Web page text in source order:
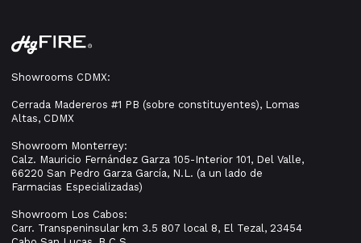
Showrooms CDMX:
Cerrada Madereros #1 PB (sobre constituyentes), Lomas
Altas, CDMX
Showroom Monterrey:
Calz. Mauricio Fernández Garza 105-Interior 101, Del Valle,
66220 San Pedro Garza García, N.L. (a un lado de
Farmacias Especializadas)
Showroom Los Cabos:
Carr. Transpeninsular km 3.5 807 local 8, El Tezal, 23454